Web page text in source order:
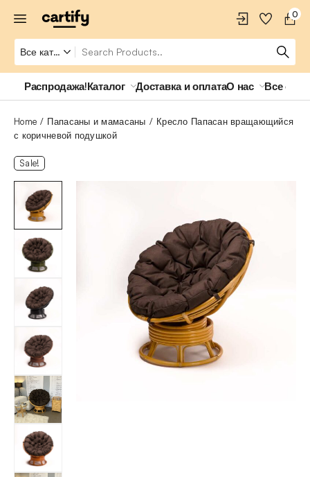
0
Распродажа!Каталог Доставка и оплатаО нас Все о
Home Папасаны и мамасаны
Кресло Папасан вращающийся
с коричневой подушкой
Sale!